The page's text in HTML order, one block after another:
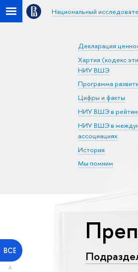
Национальный
Декларация
Хартия (кодекс
НИУ ВШЭ
Программа
Цифры и факты
НИУ ВШЭ в
НИУ ВШЭ в
ассоциациях
История
Мы помним
ВСЕ
А